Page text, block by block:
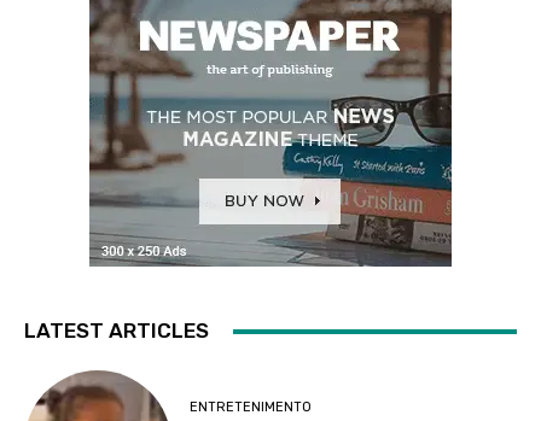
LATEST ARTICLES
ENTRETENIMENTO